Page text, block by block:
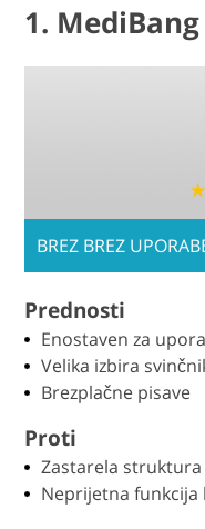
1.
BREZ BREZ
Prednosti
Enostaven za
Velika izbira
Brezplačne pisave
Proti
Zastarela struktura
Neprijetna funkcija